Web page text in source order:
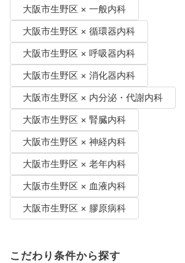
大阪市生野区 × 一般内科
大阪市生野区 × 循環器内科
大阪市生野区 × 呼吸器内科
大阪市生野区 × 消化器内科
大阪市生野区 × 内分泌・代謝内科
大阪市生野区 × 腎臓内科
大阪市生野区 × 神経内科
大阪市生野区 × 老年内科
大阪市生野区 × 血液内科
大阪市生野区 × 膠原病科
こだわり条件から探す